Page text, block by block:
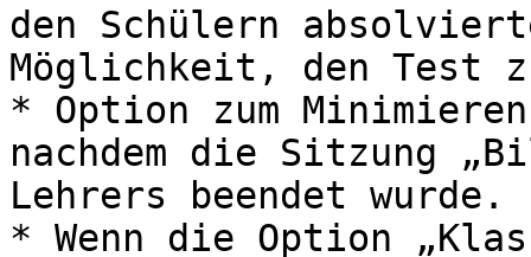
den Schülern
Möglichkeit, den Test
* Option zum
nachdem die Sitzung
Lehrers beendet wurde.
* Wenn die Option